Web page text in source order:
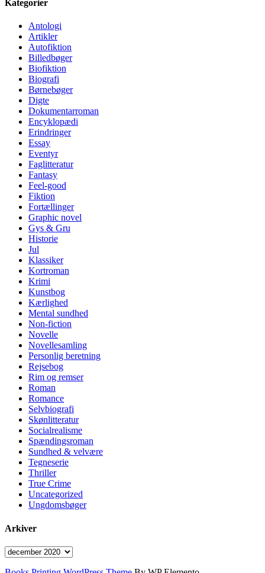
Kategorier
Antologi
Artikler
Autofiktion
Billedbøger
Biofiktion
Biografi
Børnebøger
Digte
Dokumentarroman
Encyklopædi
Erindringer
Essay
Eventyr
Faglitteratur
Fantasy
Feel-good
Fiktion
Fortællinger
Graphic novel
Gys & Gru
Historie
Jul
Klassiker
Kortroman
Krimi
Kunstbog
Kærlighed
Mental sundhed
Non-fiction
Novelle
Novellesamling
Personlig beretning
Rejsebog
Rim og remser
Roman
Romance
Selvbiografi
Skønlitteratur
Socialrealisme
Spændingsroman
Sundhed & velvære
Tegneserie
Thriller
True Crime
Uncategorized
Ungdomsbøger
Arkiver
Arkiver